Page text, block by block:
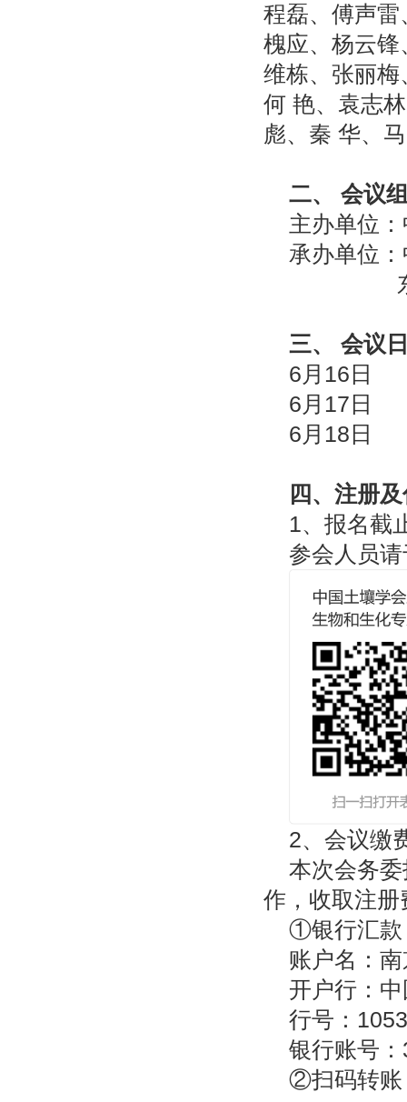
程磊、傅声
槐应、杨云
维栋、张丽
何 艳、袁志
彪、秦 华、
二、 会议
主办单位
承办单位
东北师
三、 会议
6月16日
6月17
6月18
四、注册
1、报名截
参会人员
2、会议缴
本次会务
作，收取注
①银行汇款
账户名：
开户行：
行号：
银行账号
②扫码转账